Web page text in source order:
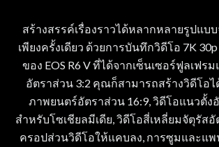
สร้างสรรค์เรื่องราวได้หลากหลายรูปแบ
เพียงครั้งเดียว ด้วยการบันทึกวิดีโอ 7K 30p
ของ EOS R6 V ที่ได้จากเซ็นเซอร์ฟูลเฟร
อัตราส่วน 3:2 คุณก็สามารถสร้างวิดีโอไ
ภาพยนตร์อัตราส่วน 16:9, วิดีโอแนวตั้ง
สำหรับโซเชียลมีเดีย, วิดีโอสี่เหลี่ยมจัตุรัสอั
ครอปส่วนวิดีโอให้แคบลง, การซูมและแ